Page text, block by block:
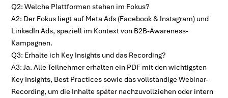
Q2: Welche Plattformen stehen im Fokus?
A2: Der Fokus liegt auf Meta Ads (Facebook & Instagram) und
LinkedIn Ads, speziell im Kontext von B2B-Awareness-
Kampagnen.
Q3: Erhalte ich Key Insights und das Recording?
A3: Ja. Alle Teilnehmer erhalten ein PDF mit den wichtigsten
Key Insights, Best Practices sowie das vollständige Webinar-
Recording, um die Inhalte später nachzuvollziehen oder intern